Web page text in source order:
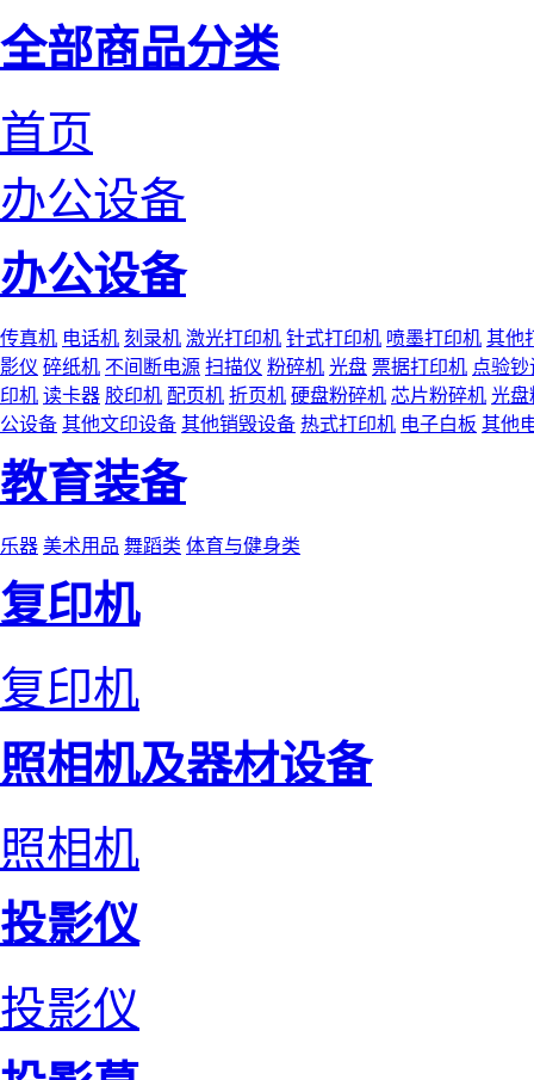
全部商品分类
首页
办公设备
办公设备
传真机 电话机 刻录机 激光打印机 针式打印机 喷墨打印机 其他
影仪 碎纸机 不间断电源 扫描仪 粉碎机 光盘 票据打印机 点验钞
印机 读卡器 胶印机 配页机 折页机 硬盘粉碎机 芯片粉碎机 光盘
公设备 其他文印设备 其他销毁设备 热式打印机 电子白板 其他
教育装备
乐器 美术用品 舞蹈类 体育与健身类
复印机
复印机
照相机及器材设备
照相机
投影仪
投影仪